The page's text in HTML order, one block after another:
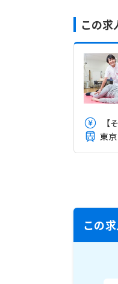
この求
【
この